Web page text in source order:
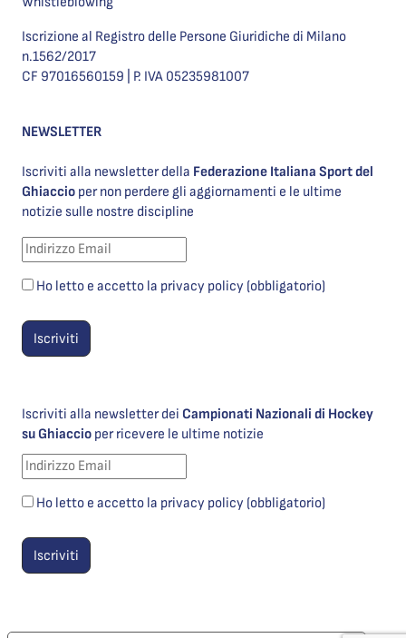
Iscrizione al Registro delle Persone Giuridiche di Milano
n.1562/2017
CF 97016560159 | P. IVA 05235981007
NEWSLETTER
Iscriviti alla newsletter della Federazione Italiana Sport del
Ghiaccio per non perdere gli aggiornamenti e le ultime
notizie sulle nostre discipline
Ho letto e accetto la privacy policy (obbligatorio)
Iscriviti alla newsletter dei Campionati Nazionali di Hockey
su Ghiaccio per ricevere le ultime notizie
Ho letto e accetto la privacy policy (obbligatorio)